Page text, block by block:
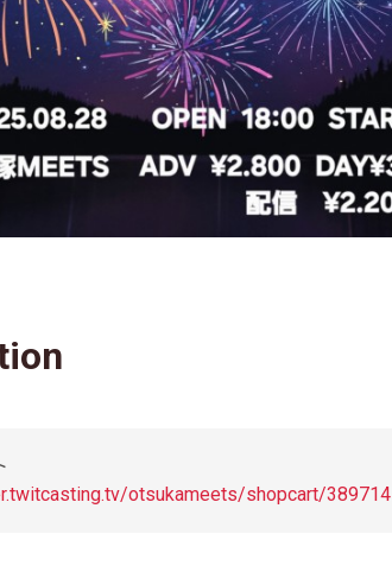
otsukameets/shopcart/389714